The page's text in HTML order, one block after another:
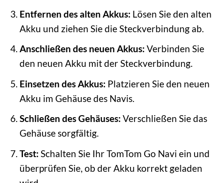
Entfernen des alten Akkus: Lösen Sie den alten
Akku und ziehen Sie die Steckverbindung ab.
Anschließen des neuen Akkus: Verbinden Sie
den neuen Akku mit der Steckverbindung.
Einsetzen des Akkus: Platzieren Sie den neuen
Akku im Gehäuse des Navis.
Schließen des Gehäuses: Verschließen Sie das
Gehäuse sorgfältig.
Test: Schalten Sie Ihr TomTom Go Navi ein und
überprüfen Sie, ob der Akku korrekt geladen